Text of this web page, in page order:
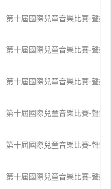
第十屆國際兒童音樂比賽-聲樂
第十屆國際兒童音樂比賽-聲樂
第十屆國際兒童音樂比賽-聲樂
第十屆國際兒童音樂比賽-聲樂
第十屆國際兒童音樂比賽-聲樂
第十屆國際兒童音樂比賽-聲樂